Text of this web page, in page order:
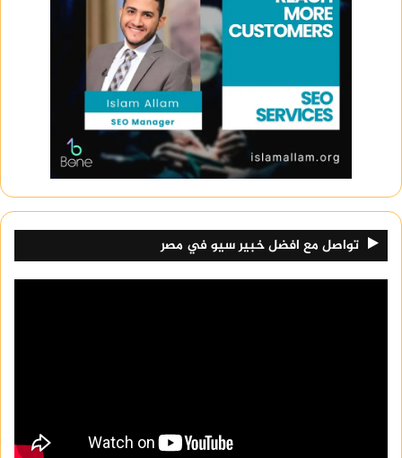
تواصل مع افضل خبير سيو في مصر